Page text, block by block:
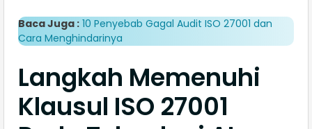
Baca Juga : 10 Penyebab Gagal Audit ISO 27001 dan
Cara Menghindarinya
Langkah Memenuhi
Klausul ISO 27001